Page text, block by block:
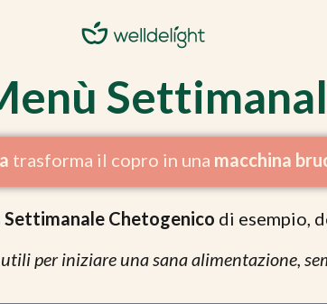
trasforma il copro in una macchina
Settimanale Chetogenico di esempio,
per iniziare una sana alimentazione,